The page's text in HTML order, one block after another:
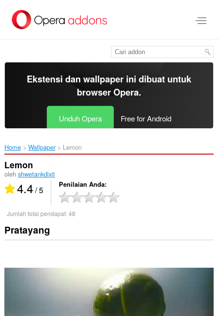
konten
Ekstensi dan wallpaper ini dibuat untuk
browser Opera.
Unduh Opera Free for Android
Home Wallpaper Lemon‎
Lemon
oleh shwetankdixit
4.4/ 5 Penilaian Anda
Jumlah total pendapat:48
Pratayang